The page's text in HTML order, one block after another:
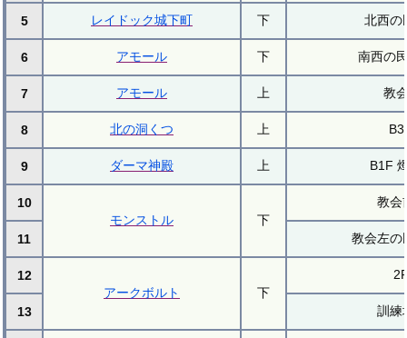
5 レイドック城下町 下 北西の
6 アモール 下 南西の
7 アモール 上 教
8 北の洞くつ 上
9 ダーマ神殿 上 B1F
10
モンストル
下
教会
11 教会左の
12
アークボルト
下
13 訓練